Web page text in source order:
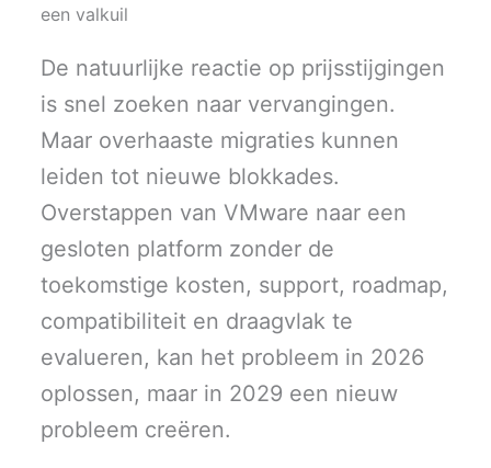
een valkuil
De natuurlijke reactie op prijsstijgingen
is snel zoeken naar vervangingen.
Maar overhaaste migraties kunnen
leiden tot nieuwe blokkades.
Overstappen van VMware naar een
gesloten platform zonder de
toekomstige kosten, support, roadmap,
compatibiliteit en draagvlak te
evalueren, kan het probleem in 2026
oplossen, maar in 2029 een nieuw
probleem creëren.